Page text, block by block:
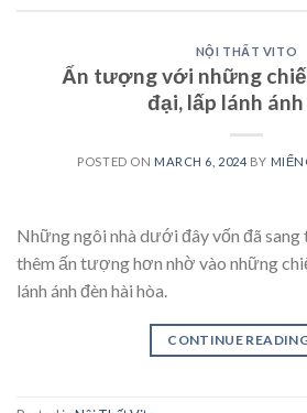
NỘI THẤT VITO
Ấn tượng với những
đại, lấp lánh
POSTED ON MARCH 6, 2024 BY
Những ngôi nhà dưới đây vốn đã
thêm ấn tượng hơn nhờ vào những
lánh ánh đèn hài hòa.
CONTINUE